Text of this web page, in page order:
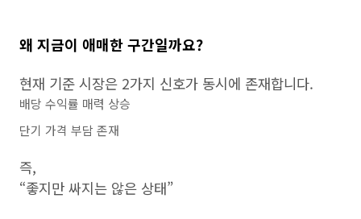
왜 지금이 애매한 구간일까요?
현재 기준 시장은 2가지 신호가 동시에 존재합니다.
배당 수익률 매력 상승
단기 가격 부담 존재
즉,
“좋지만 싸지는 않은 상태”